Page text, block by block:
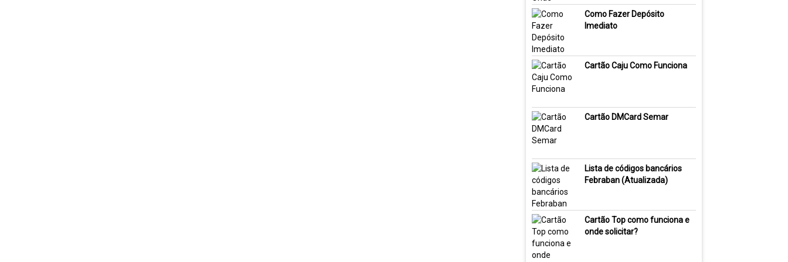
Como Fazer Depósito
Imediato
Cartão Caju Como Funciona
Cartão DMCard Semar
Lista de códigos bancários
Febraban (Atualizada)
Cartão Top como funciona e
onde solicitar?